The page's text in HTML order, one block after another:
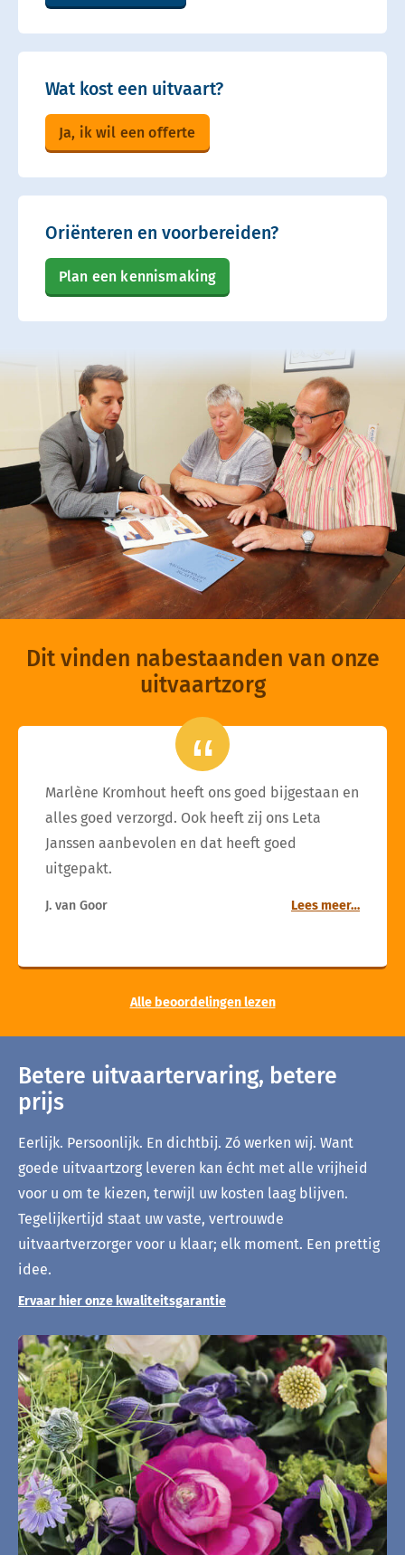
Wat kost een uitvaart?
Ja, ik wil een offerte
Oriënteren en voorbereiden?
Plan een kennismaking
Dit vinden nabestaanden van onze
uitvaartzorg
Marlène Kromhout heeft ons goed bijgestaan en
alles goed verzorgd. Ook heeft zij ons Leta
Janssen aanbevolen en dat heeft goed
uitgepakt.
J. van Goor Lees meer…
Alle beoordelingen lezen
Betere uitvaartervaring, betere
prijs
Eerlijk. Persoonlijk. En dichtbij. Zó werken wij. Want
goede uitvaartzorg leveren kan écht met alle vrijheid
voor u om te kiezen, terwijl uw kosten laag blijven.
Tegelijkertijd staat uw vaste, vertrouwde
uitvaartverzorger voor u klaar; elk moment. Een prettig
idee.
Ervaar hier onze kwaliteitsgarantie